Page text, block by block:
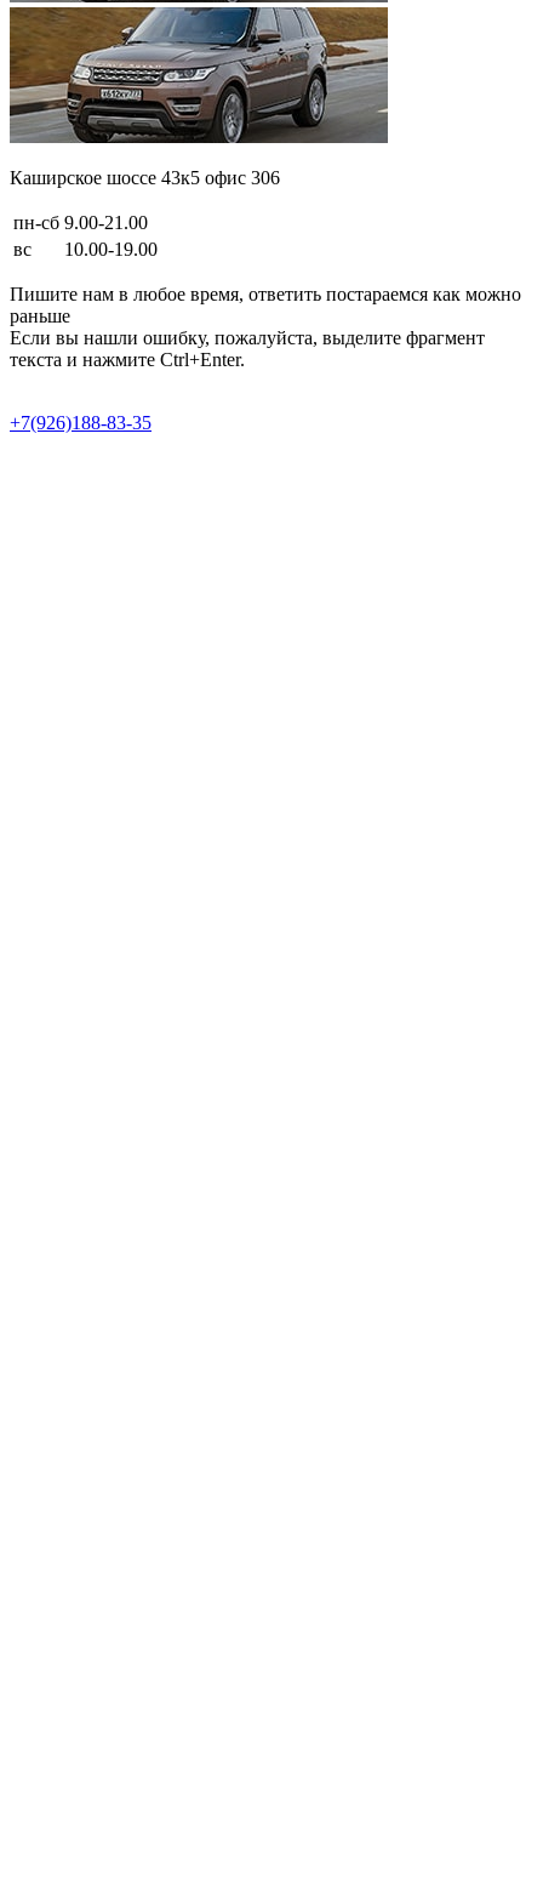
Каширское шоссе 43к5 офис 306
пн-сб 9.00-21.00
вс
10.00-19.00
Пишите нам в любое время, ответить постараемся как можно
раньше
Если вы нашли ошибку, пожалуйста, выделите фрагмент
текста и нажмите Ctrl+Enter.
+7(926)188-83-35